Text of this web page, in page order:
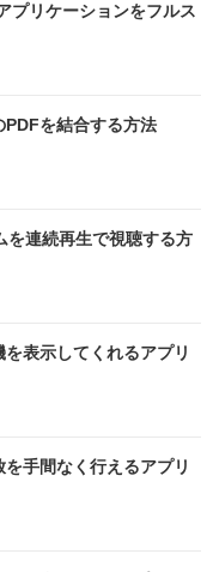
プリケーションをフルス
PDFを結合する方法
連続再生で視聴する方
を表示してくれるアプリ
を手間なく行えるアプリ